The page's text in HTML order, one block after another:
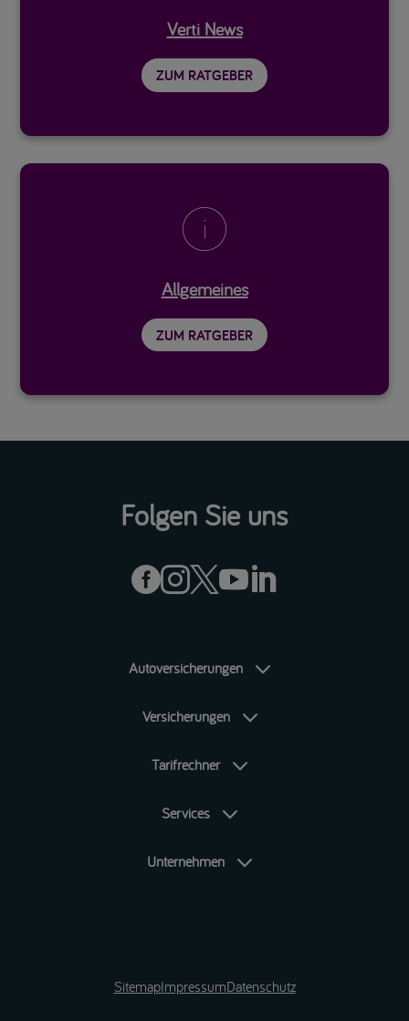
Verti News
ZUM RATGEBER

Allgemeines
ZUM RATGEBER
Folgen Sie uns

Autoversicherungen
Versicherungen
Tarifrechner
Services
Unternehmen
SitemapImpressumDatenschutz